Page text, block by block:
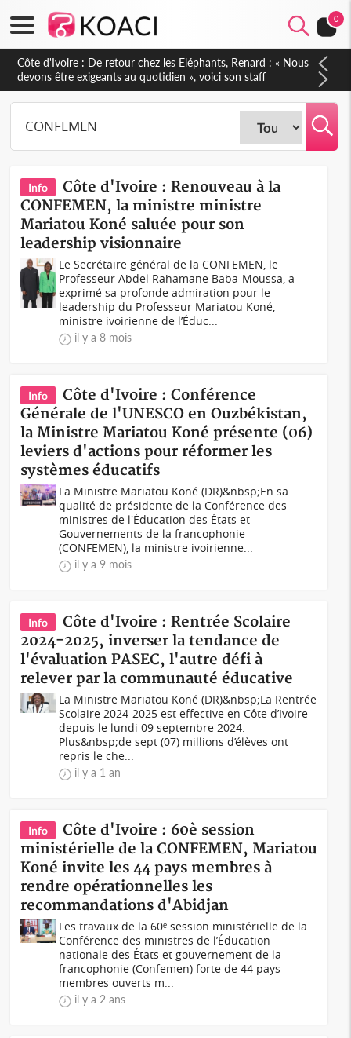
0
Côte d'Ivoire : De retour chez les Eléphants, Renard : « Nous
devons être exigeants au quotidien », voici son staff
technique
Info
Côte d'Ivoire : Renouveau à la
CONFEMEN, la ministre ministre
Mariatou Koné saluée pour son
leadership visionnaire
Le Secrétaire général de la CONFEMEN, le
Professeur Abdel Rahamane Baba-Moussa, a
exprimé sa profonde admiration pour le
leadership du Professeur Mariatou Koné,
ministre ivoirienne de l’Éduc...
il y a 8 mois
Info
Côte d'Ivoire : Conférence
Générale de l'UNESCO en Ouzbékistan,
la Ministre Mariatou Koné présente (06)
leviers d'actions pour réformer les
systèmes éducatifs
La Ministre Mariatou Koné (DR)&nbsp;En sa
qualité de présidente de la Conférence des
ministres de l'Éducation des États et
Gouvernements de la francophonie
(CONFEMEN), la ministre ivoirienne...
il y a 9 mois
Info
Côte d'Ivoire : Rentrée Scolaire
2024-2025, inverser la tendance de
l'évaluation PASEC, l'autre défi à
relever par la communauté éducative
La Ministre Mariatou Koné (DR)&nbsp;La Rentrée
Scolaire 2024-2025 est effective en Côte d’Ivoire
depuis le lundi 09 septembre 2024.
Plus&nbsp;de sept (07) millions d’élèves ont
repris le che...
il y a 1 an
Info
Côte d'Ivoire : 60è session
ministérielle de la CONFEMEN, Mariatou
Koné invite les 44 pays membres à
rendre opérationnelles les
recommandations d'Abidjan
Les travaux de la 60ᵉ session ministérielle de la
Conférence des ministres de l’Éducation
nationale des États et gouvernement de la
francophonie (Confemen) forte de 44 pays
membres ouverts m...
il y a 2 ans